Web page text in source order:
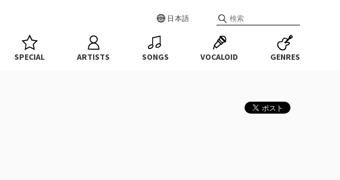
日本語
SPECIAL ARTISTS SONGS VOCALOID GENRES